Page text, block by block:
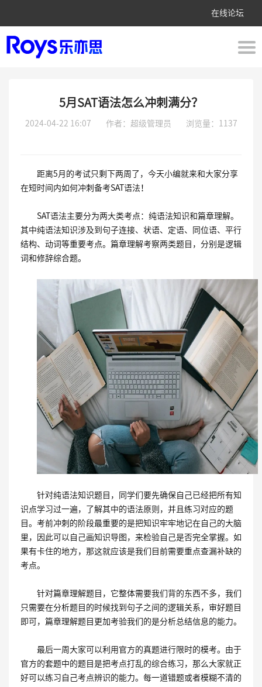
在线论坛
5月SAT语法怎么冲刺满分？
2024-04-22 16:07 作者：超级管理员 浏览量：1137
距离5 月的考试只剩下两周了，今天小编就来和大家分享
在短时间内如何冲刺备考SAT 语法！
SAT 语法主要分为两大类考点：纯语法知识和篇章理解。
其中纯语法知识涉及到句子连接、状语、定语、同位语、平行
结构、动词等重要考点。篇章理解考察两类题目，分别是逻辑
词和修辞综合题。
针对纯语法知识题目，同学们要先确保自己已经把所有知
识点学习过一遍，了解其中的语法原则，并且练习对应的题
目。考前冲刺的阶段最重要的是把知识牢牢地记在自己的大脑
里，因此可以自己画知识导图，来检验自己是否完全掌握。如
果有卡住的地方，那这就应该是我们目前需要重点查漏补缺的
考点。
针对篇章理解题目，它整体需要我们背的东西不多，我们
只需要在分析题目的时候找到句子之间的逻辑关系，审好题目
即可，篇章理解题目更加考验我们的是分析总结信息的能力。
最后一周大家可以利用官方的真题进行限时的模考。由于
官方的套题中的题目是把考点打乱的综合练习，那么大家就正
好可以练习自己考点辨识的能力。每一道错题或者模糊不清的